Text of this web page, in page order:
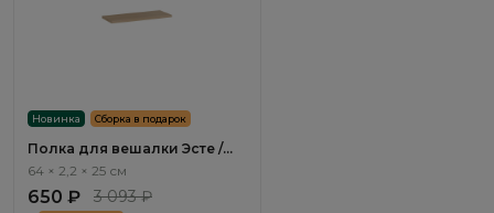
Новинка Сборка в подарок
Полка для вешалки Эсте /
Este SE023.0
64 × 2,2 × 25 см
650 ₽ 3 093 ₽